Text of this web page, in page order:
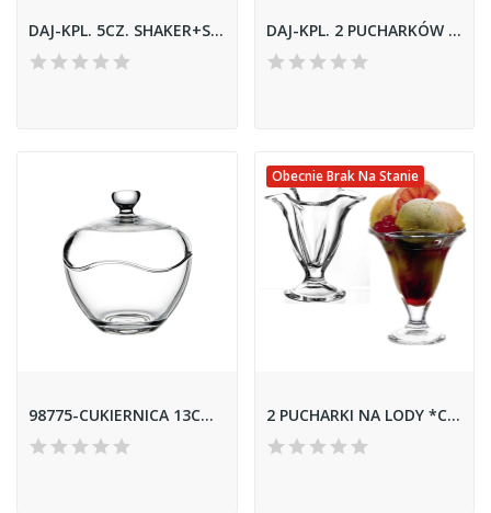
DAJ-KPL. 5CZ. SHAKER+SZKLANKI 33CL *ISLANDE* 08018 DAJ-KPL. 2 PUCHARKÓW ICEVILLE 51638
98775-CUKIERNICA 13CM TOSCANA
Obecnie Brak Na Stanie
2 PUCHARKI NA LODY *CANADA* 64635